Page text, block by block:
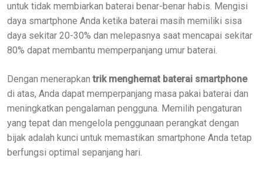
untuk tidak membiarkan baterai benar-benar habis. Mengisi
daya smartphone Anda ketika baterai masih memiliki sisa
daya sekitar 20-30% dan melepasnya saat mencapai sekitar
80% dapat membantu memperpanjang umur baterai.
Dengan menerapkantrik menghemat baterai smartphone
di atas, Anda dapat memperpanjang masa pakai baterai dan
meningkatkan pengalaman pengguna. Memilih pengaturan
yang tepat dan mengelola penggunaan perangkat dengan
bijak adalah kunci untuk memastikan smartphone Anda tetap
berfungsi optimal sepanjang hari.